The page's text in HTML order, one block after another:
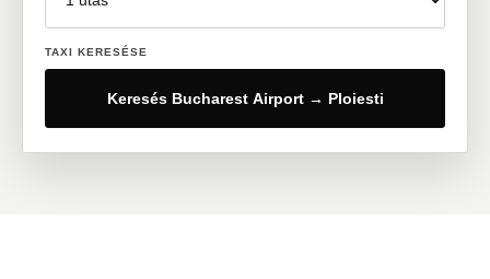
TAXI KERESÉSE
Keresés Bucharest Airport → Ploiesti